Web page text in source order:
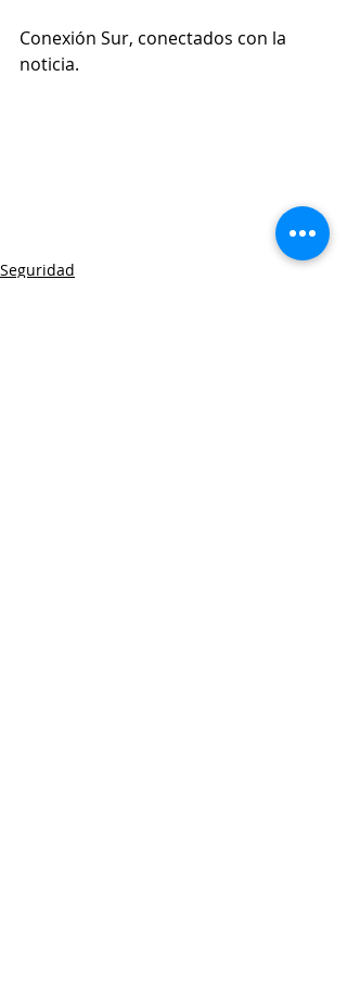
Conexión Sur, conectados con la
noticia.
Seguridad